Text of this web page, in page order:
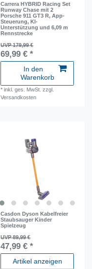
Carrera HYBRID Racing Set
Runway Chase mit 2
Porsche 911 GT3 R, App-
Steuerung, KI-
Unterstützung und 6,09 m
Rennstrecke
UVP 179,99 €
69,99 € *
In den
Warenkorb
*inkl. ges. MwSt. zzgl.
Versandkosten
Casdon Dyson Kabelfreier
Staubsauger Kinder
Spielzeug
UVP 89,99 €
47,99 € *
Artikel anzeigen